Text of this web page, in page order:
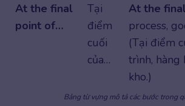
At the final
point of…
Tại
điểm
cuối
của…
At the
process,
(Tại điểm
trình, hàng
kho.)
Bảng từ vựng mô tả các bước trong